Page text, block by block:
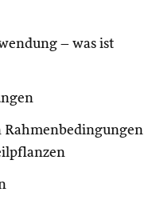
– was ist
Rahmenbedingungen